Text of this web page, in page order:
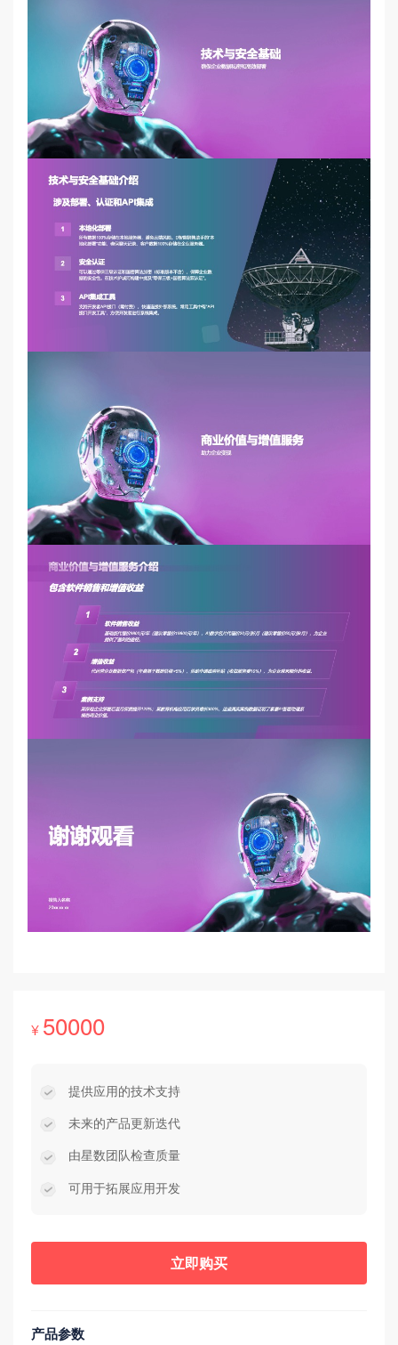
¥ 50000
提供应用的技术支持
未来的产品更新迭代
由星数团队检查质量
可用于拓展应用开发
立即购买
产品参数